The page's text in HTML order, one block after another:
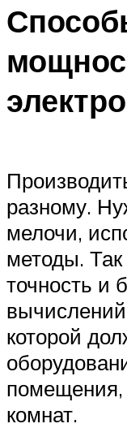
разному.
мелочи,
методы.
точность и
которой
помещения,
комнат.